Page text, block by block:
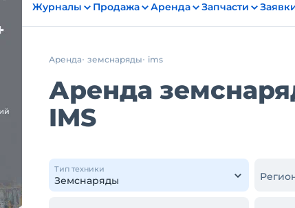
Журналы Продажа Аренда Запчасти
Аренда земснаряды ims
Аренда
IMS
Тип техники